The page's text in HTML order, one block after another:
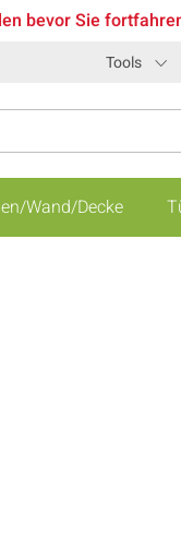
bevor Sie
Tools
Wand/Decke